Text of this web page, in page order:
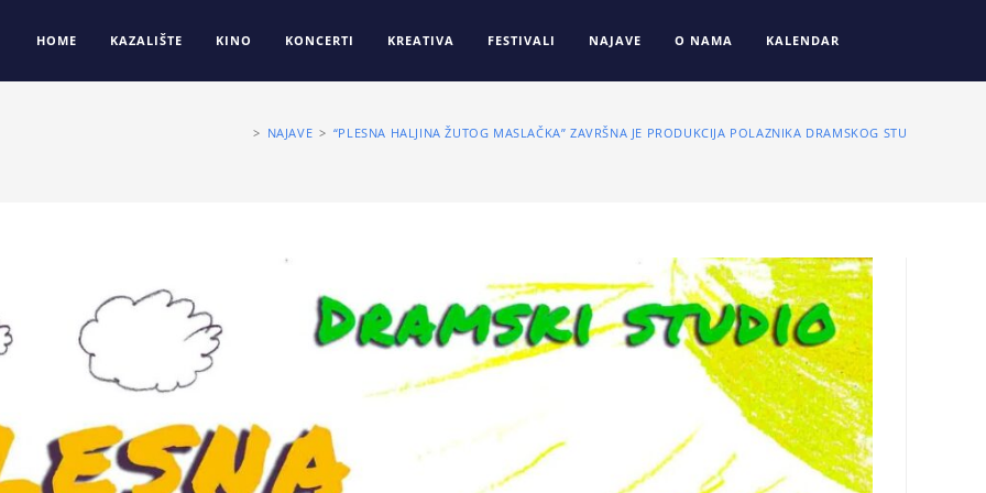
HOME KAZALIŠTE KINO KONCERTI KREATIVA FESTIVALI NAJAVE O NAMA KALENDAR
> NAJAVE > “PLESNA HALJINA ŽUTOG MASLAČKA” ZAVRŠNA JE PRODUKCIJA POLAZNIKA DRAMSKOG STUDIJA